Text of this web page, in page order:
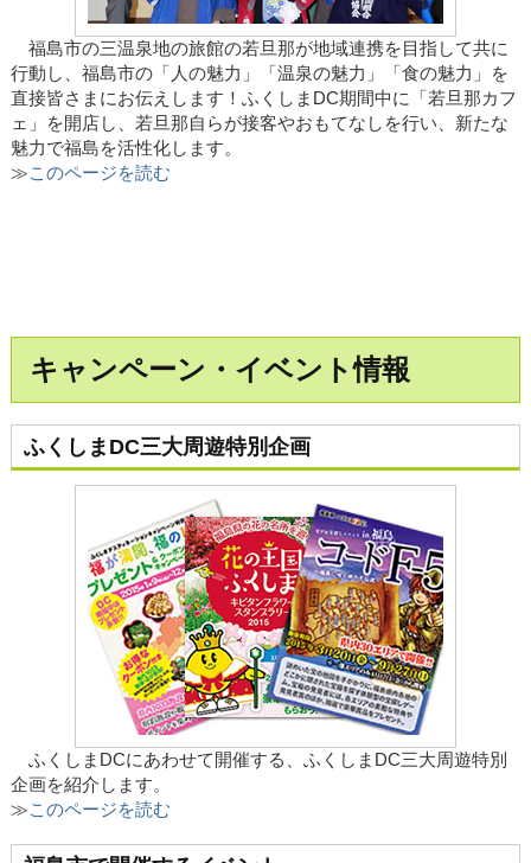
福島市の三温泉地の旅館の若旦那が地域連携を目指して共に
行動し、福島市の「人の魅力」「温泉の魅力」「食の魅力」を
直接皆さまにお伝えします！ふくしまDC期間中に「若旦那カフ
ェ」を開店し、若旦那自らが接客やおもてなしを行い、新たな
魅力で福島を活性化します。
≫このページを読む
キャンペーン・イベント情報
ふくしまDC三大周遊特別企画
ふくしまDCにあわせて開催する、ふくしまDC三大周遊特別
企画を紹介します。
≫このページを読む